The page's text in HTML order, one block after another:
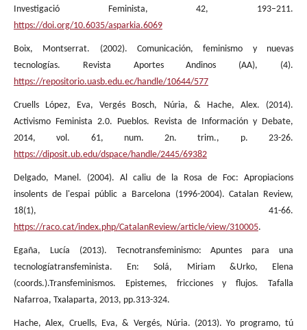
Investigació Feminista, 42, 193–211.
https://doi.org/10.6035/asparkia.6069
Boix, Montserrat. (2002). Comunicación, feminismo y nuevas
tecnologías. Revista Aportes Andinos (AA), (4).
https://repositorio.uasb.edu.ec/handle/10644/577
Cruells López, Eva, Vergés Bosch, Núria, & Hache, Alex. (2014).
Activismo Feminista 2.0. Pueblos. Revista de Información y Debate,
2014, vol. 61, num. 2n. trim., p. 23-26.
https://diposit.ub.edu/dspace/handle/2445/69382
Delgado, Manel. (2004). Al caliu de la Rosa de Foc: Apropiacions
insolents de l'espai públic a Barcelona (1996-2004). Catalan Review,
18(1), 41-66.
https://raco.cat/index.php/CatalanReview/article/view/310005.
Egaña, Lucía (2013). Tecnotransfeminismo: Apuntes para una
tecnologíatransfeminista. En: Solá, Miriam &Urko, Elena
(coords.).Transfeminismos. Epistemes, fricciones y flujos. Tafalla
Nafarroa, Txalaparta, 2013, pp.313-324.
Hache, Alex, Cruells, Eva, & Vergés, Núria. (2013). Yo programo, tú